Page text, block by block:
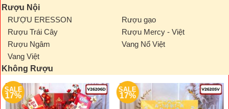
Rượu Nội
RƯỢU ERESSON
Rượu gạo
Rượu Trái Cây
Rượu Mercy - Việt
Rượu Ngâm
Vang Nổ Việt
Vang Việt
Không Rượu
SALE
17%
SALE
17%